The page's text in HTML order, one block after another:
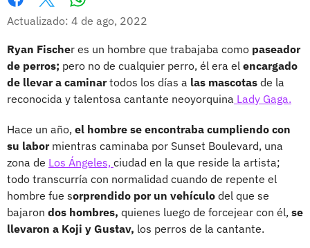
Facebook
X
Actualizado: 4 de ago, 2022
Ryan Fischer es un hombre que trabajaba como paseador
de perros; pero no de cualquier perro, él era el encargado
de llevar a caminartodos los días a las mascotas de la
reconocida y talentosa cantante neoyorquina Lady Gaga.
Hace un año, el hombre se encontraba cumpliendo con
su labormientras caminaba por Sunset Boulevard, una
zona de Los Ángeles, ciudad en la que reside la artista;
todo transcurría con normalidad cuando de repente el
hombre fue sorprendido por un vehículo del que se
bajaron dos hombres, quienes luego de forcejear con él, se
llevaron a Koji y Gustav, los perros de la cantante.